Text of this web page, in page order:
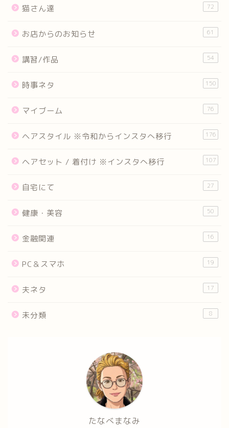
猫さん達 72
お店からのお知らせ 61
講習/作品 54
時事ネタ 150
マイブーム 76
ヘアスタイル ※令和からインスタへ移行 176
ヘアセット / 着付け ※インスタへ移行 107
自宅にて 27
健康・美容 50
金融関連 16
PC＆スマホ 19
夫ネタ 17
未分類 8
たなべまなみ